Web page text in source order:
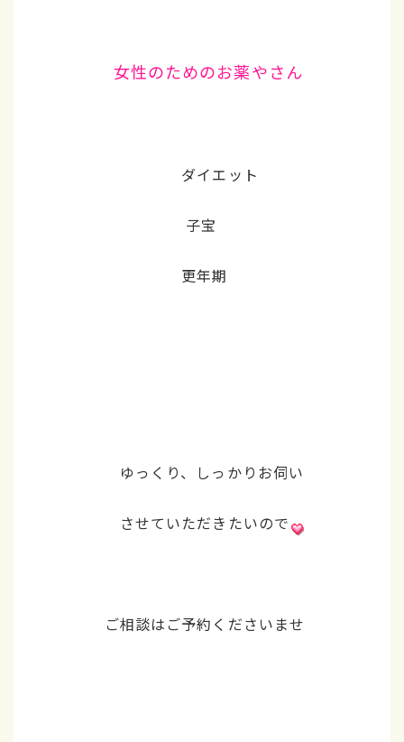
女性のためのお薬やさん
ダイエット
子宝
更年期
ゆっくり、しっかりお伺い
させていただきたいので
ご相談はご予約くださいませ